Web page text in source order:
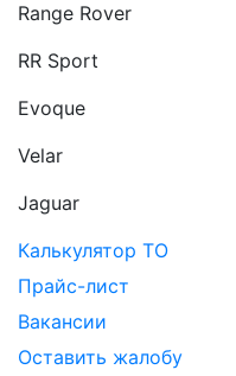
Range Rover
RR Sport
Evoque
Velar
Jaguar
Калькулятор ТО
Прайс-лист
Вакансии
Оставить жалобу